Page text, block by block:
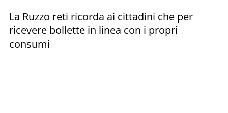
La Ruzzo reti ricorda ai cittadini che per
ricevere bollette in linea con i propri
consumi